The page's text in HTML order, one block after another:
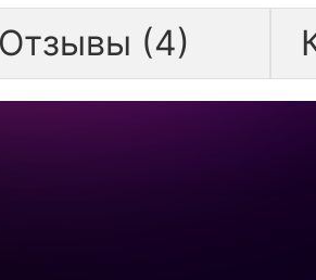
Отзывы (4)